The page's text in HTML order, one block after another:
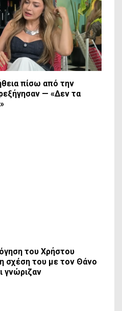
πίσω από την
— «Δεν τα
του Χρήστου
σχέση του με τον Θάνο
γνώριζαν